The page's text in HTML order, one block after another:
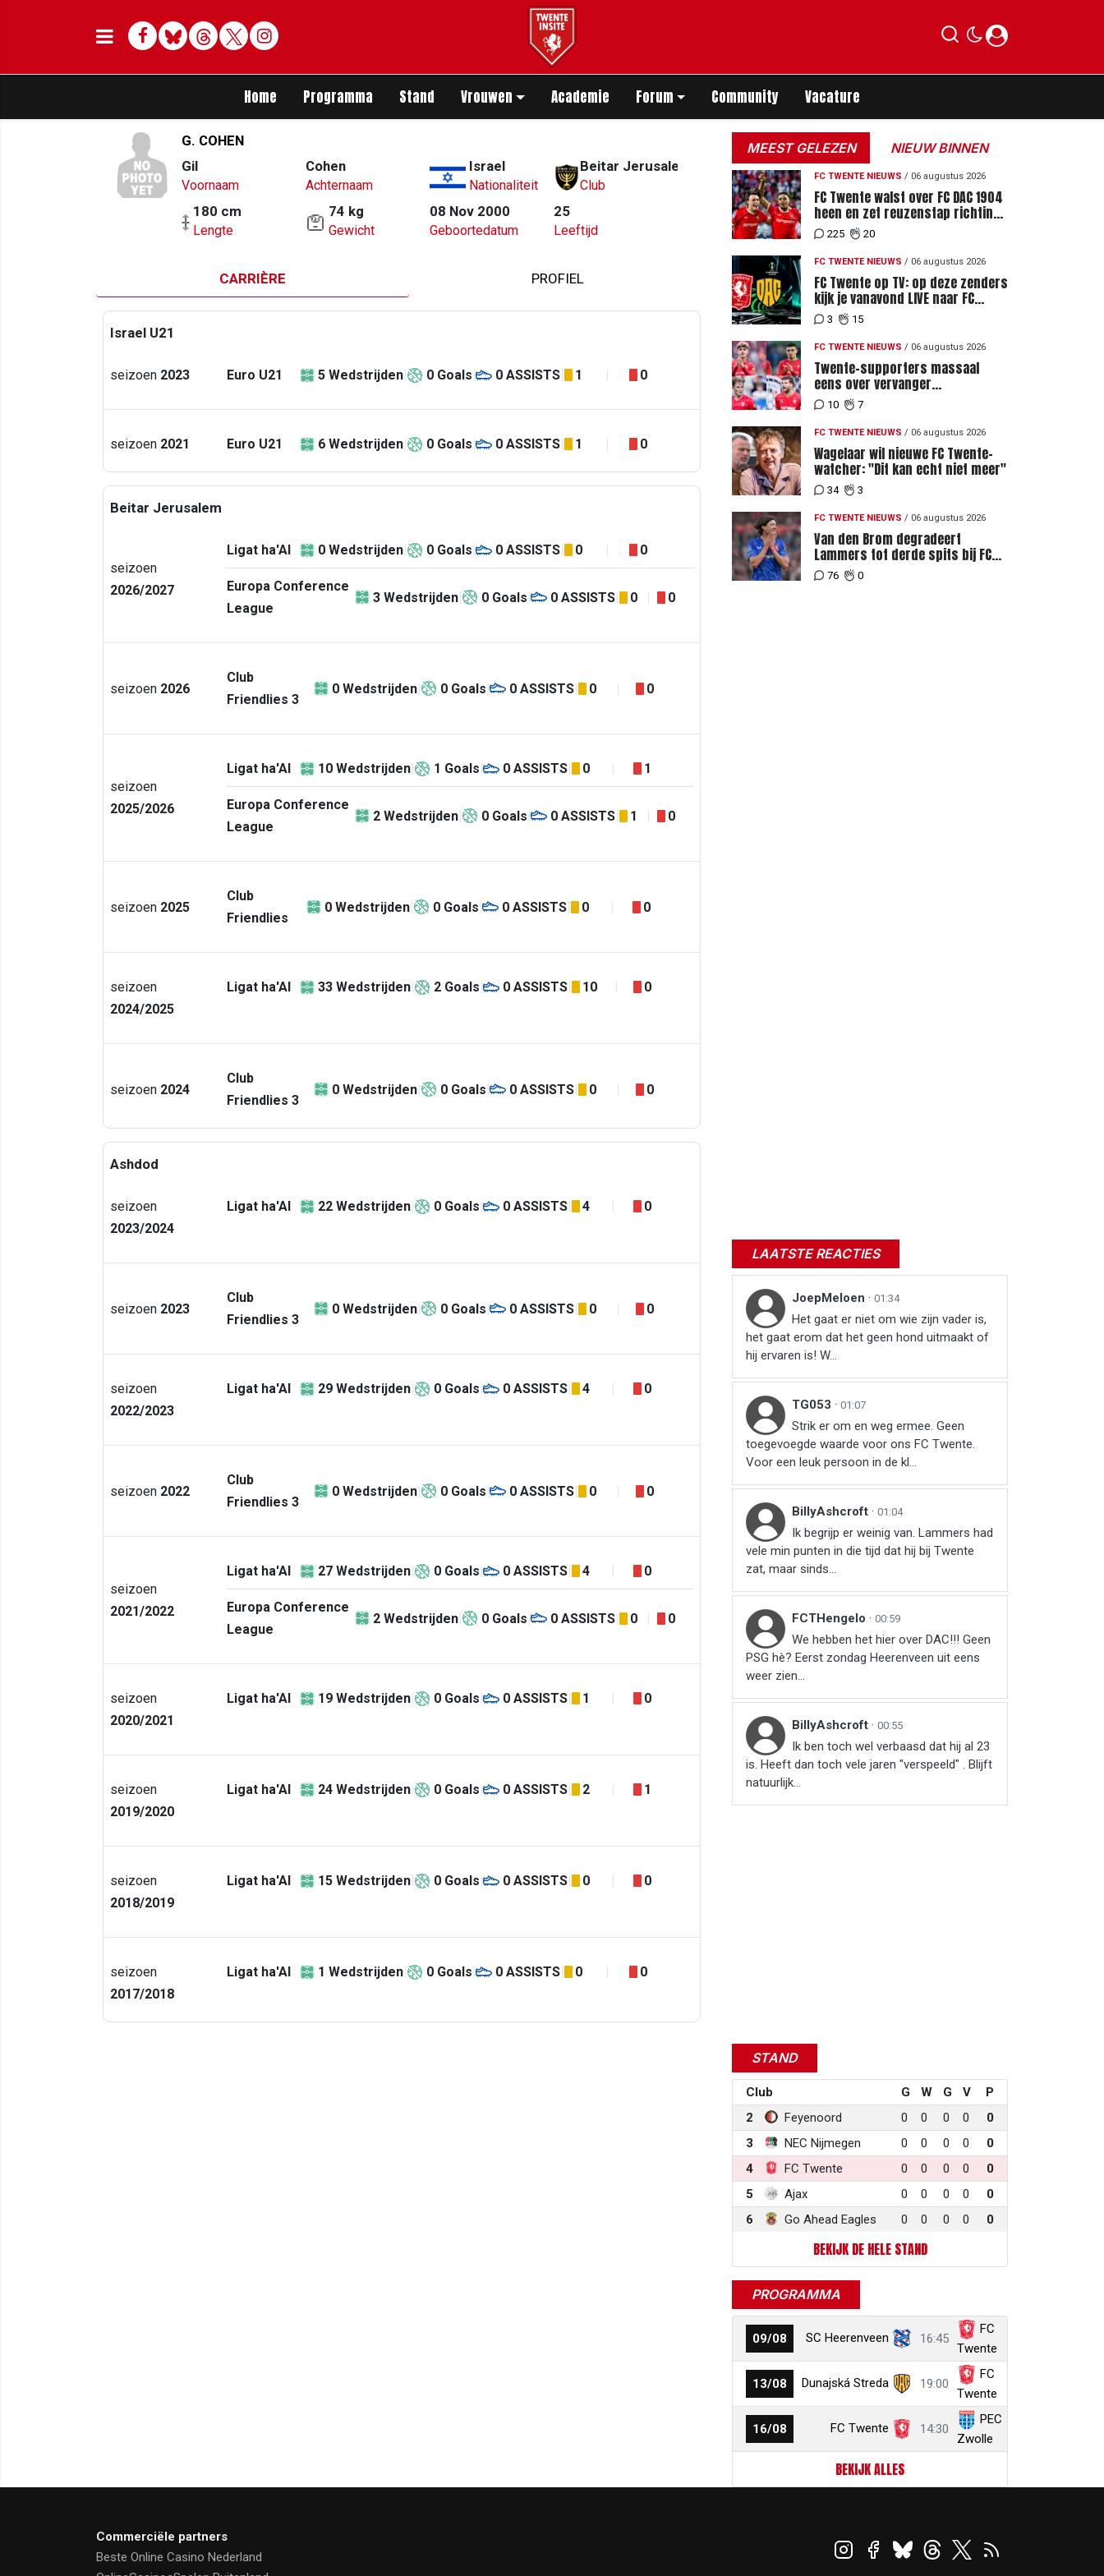
Facebook
BlueskyThreadsTwitterDelen op Whatsapp
Home Programma Stand Vrouwen Academie Forum Community Vacature
G. COHEN
Gil
Voornaam
Cohen
Achternaam
Israel
Nationaliteit
Beitar Jerusalem
Club
180 cm
Lengte
74 kg
Gewicht
08 Nov 2000
Geboortedatum
25
Leeftijd
CARRIÈRE PROFIEL
Israel U21
seizoen 2023 Euro U21 5 Wedstrijden 0 Goals 0 ASSISTS 1 0
seizoen 2021 Euro U21 6 Wedstrijden 0 Goals 0 ASSISTS 1 0
Beitar Jerusalem
seizoen
2026/2027
Ligat ha'Al 0 Wedstrijden 0 Goals 0 ASSISTS 0 0
Europa Conference
League
3 Wedstrijden 0 Goals 0 ASSISTS 0 0
seizoen 2026
Club
Friendlies 3
0 Wedstrijden 0 Goals 0 ASSISTS 0 0
seizoen
2025/2026
Ligat ha'Al 10 Wedstrijden 1 Goals 0 ASSISTS 0 1
Europa Conference
League
2 Wedstrijden 0 Goals 0 ASSISTS 1 0
seizoen 2025
Club
Friendlies
0 Wedstrijden 0 Goals 0 ASSISTS 0 0
seizoen
2024/2025
Ligat ha'Al 33 Wedstrijden 2 Goals 0 ASSISTS 10 0
seizoen 2024
Club
Friendlies 3
0 Wedstrijden 0 Goals 0 ASSISTS 0 0
Ashdod
seizoen
2023/2024
Ligat ha'Al 22 Wedstrijden 0 Goals 0 ASSISTS 4 0
seizoen 2023
Club
Friendlies 3
0 Wedstrijden 0 Goals 0 ASSISTS 0 0
seizoen
2022/2023
Ligat ha'Al 29 Wedstrijden 0 Goals 0 ASSISTS 4 0
seizoen 2022
Club
Friendlies 3
0 Wedstrijden 0 Goals 0 ASSISTS 0 0
seizoen
2021/2022
Ligat ha'Al 27 Wedstrijden 0 Goals 0 ASSISTS 4 0
Europa Conference
League
2 Wedstrijden 0 Goals 0 ASSISTS 0 0
seizoen
2020/2021
Ligat ha'Al 19 Wedstrijden 0 Goals 0 ASSISTS 1 0
seizoen
2019/2020
Ligat ha'Al 24 Wedstrijden 0 Goals 0 ASSISTS 2 1
seizoen
2018/2019
Ligat ha'Al 15 Wedstrijden 0 Goals 0 ASSISTS 0 0
seizoen
2017/2018
Ligat ha'Al 1 Wedstrijden 0 Goals 0 ASSISTS 0 0
MEEST GELEZEN NIEUW BINNEN
FC TWENTE NIEUWS / 06 augustus 2026
FC Twente walst over FC DAC 1904
heen en zet reuzenstap richting
de play-offs
225 20
FC TWENTE NIEUWS / 06 augustus 2026
FC Twente op TV: op deze zenders
kijk je vanavond LIVE naar FC
Twente - FC DAC 04
3 15
FC TWENTE NIEUWS / 06 augustus 2026
Twente-supporters massaal
eens over vervanger
geblesseerde Lemkin tegen FC
DAC 04
10 7
FC TWENTE NIEUWS / 06 augustus 2026
Wagelaar wil nieuwe FC Twente-
watcher: "Dit kan echt niet meer"
34 3
FC TWENTE NIEUWS / 06 augustus 2026
Van den Brom degradeert
Lammers tot derde spits bij FC
Twente
76 0
LAATSTE REACTIES
JoepMeloen · 01:34
Het gaat er niet om wie zijn vader is,
het gaat erom dat het geen hond uitmaakt of
hij ervaren is! W...
TG053 · 01:07
Strik er om en weg ermee. Geen
toegevoegde waarde voor ons FC Twente.
Voor een leuk persoon in de kl...
BillyAshcroft · 01:04
Ik begrijp er weinig van. Lammers had
vele min punten in die tijd dat hij bij Twente
zat, maar sinds...
FCTHengelo · 00:59
We hebben het hier over DAC!!! Geen
PSG hè? Eerst zondag Heerenveen uit eens
weer zien…
BillyAshcroft · 00:55
Ik ben toch wel verbaasd dat hij al 23
is. Heeft dan toch vele jaren "verspeeld" . Blijft
natuurlijk...
STAND
Club G W G V
P
2
Feyenoord 0 0 0 0
0
3
NEC Nijmegen 0 0 0 0
0
4
FC Twente 0 0 0 0
0
5
Ajax 0 0 0 0
0
6
Go Ahead Eagles 0 0 0 0 0
BEKIJK DE HELE STAND
PROGRAMMA
09/08 SC Heerenveen 16:45
FC
Twente
13/08 Dunajská Streda 19:00
FC
Twente
16/08 FC Twente 14:30
PEC
Zwolle
BEKIJK ALLES
Commerciële partners
Beste Online Casino Nederland